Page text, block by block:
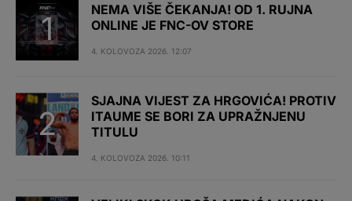
NEMA VIŠE ČEKANJA! OD 1. RUJNA
ONLINE JE FNC-OV STORE
4. KOLOVOZA 2026. 12:07
SJAJNA VIJEST ZA HRGOVIĆA! PROTIV
ITAUME SE BORI ZA UPRAŽNJENU
TITULU
4. KOLOVOZA 2026. 10:11